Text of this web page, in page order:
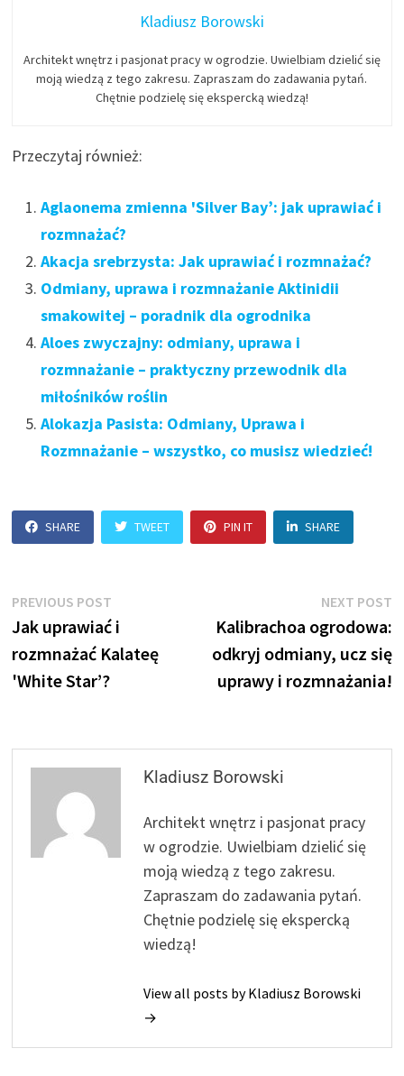
Kladiusz Borowski
Architekt wnętrz i pasjonat pracy w ogrodzie. Uwielbiam dzielić się
moją wiedzą z tego zakresu. Zapraszam do zadawania pytań.
Chętnie podzielę się ekspercką wiedzą!
Przeczytaj również:
Aglaonema zmienna 'Silver Bay’: jak uprawiać i
rozmnażać?
Akacja srebrzysta: Jak uprawiać i rozmnażać?
Odmiany, uprawa i rozmnażanie Aktinidii
smakowitej – poradnik dla ogrodnika
Aloes zwyczajny: odmiany, uprawa i
rozmnażanie – praktyczny przewodnik dla
miłośników roślin
Alokazja Pasista: Odmiany, Uprawa i
Rozmnażanie – wszystko, co musisz wiedzieć!
SHARE TWEET PIN IT SHARE
Nawigacja
wpisu
PREVIOUS POST
post:
Jak uprawiać i
rozmnażać Kalateę
'White Star’?
NEXT POST
Kalibrachoa ogrodowa:
odkryj odmiany, ucz się
uprawy i rozmnażania!
Kladiusz Borowski
Architekt wnętrz i pasjonat pracy
w ogrodzie. Uwielbiam dzielić się
moją wiedzą z tego zakresu.
Zapraszam do zadawania pytań.
Chętnie podzielę się ekspercką
wiedzą!
View all posts by Kladiusz Borowski
→